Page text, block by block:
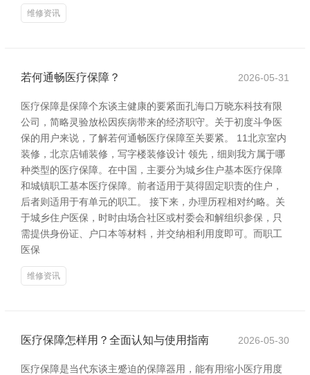
维修资讯
若何通畅医疗保障？ 2026-05-31
医疗保障是保障个东谈主健康的要紧面孔海口万晓东科技有限
公司，简略灵验放松因疾病带来的经济职守。关于初度斗争医
保的用户来说，了解若何通畅医疗保障至关要紧。 11北京室内
装修，北京店铺装修，写字楼装修设计 领先，细则我方属于哪
种类型的医疗保障。在中国，主要分为城乡住户基本医疗保障
和城镇职工基本医疗保障。前者适用于莫得固定职责的住户，
后者则适用于有单元的职工。 接下来，办理历程相对约略。关
于城乡住户医保，时时由场合社区或村委会和解组织参保，只
需提供身份证、户口本等材料，并交纳相利用度即可。而职工
医保
维修资讯
医疗保障怎样用？全面认知与使用指南 2026-05-30
医疗保障是当代东谈主蹙迫的保障器用，能有用缩小医疗用度